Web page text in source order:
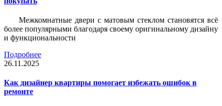
Межкомнатные двери с матовым стеклом становятся всё
более популярными благодаря своему оригинальному дизайну
и функциональности
Подробнее
26.11.2025
Как дизайнер квартиры помогает избежать ошибок в
ремонте